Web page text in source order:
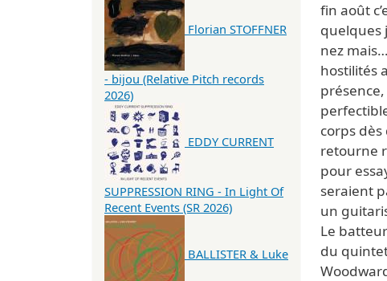
fin août
quelques
nez
hostilités
corps
retourne
pour
seraient
un
Le
du
Florian STOFFNER
- bijou (Relative Pitch records
2026)
EDDY CURRENT
SUPPRESSION RING - In Light Of
Recent Events (SR 2026)
BALLISTER & Luke